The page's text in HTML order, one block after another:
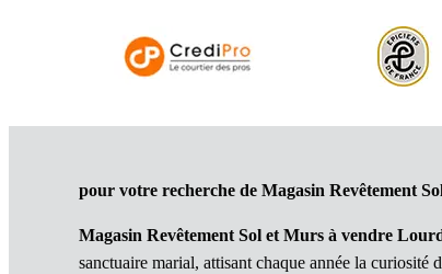
pour votre recherche de Magasin Revêtement
Magasin Revêtement Sol et Murs à vendre
sanctuaire marial, attisant chaque année la